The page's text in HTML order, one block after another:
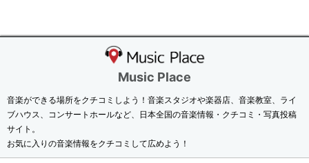
Music Place
音楽ができる場所をクチコミしよう！音楽スタジオや楽器店、音楽教室、ライ
ブハウス、コンサートホールなど、日本全国の音楽情報・クチコミ・写真投稿
サイト。
お気に入りの音楽情報をクチコミして広めよう！